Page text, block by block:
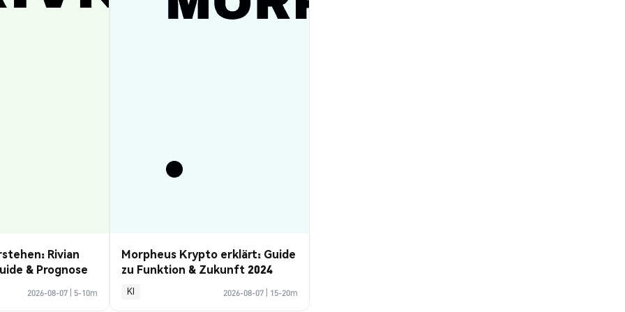
Rivian
& Prognose
2026-08-07 5-10m
Morpheus Krypto erklärt: Guide
zu Funktion & Zukunft 2024
KI 2026-08-07 15-20m